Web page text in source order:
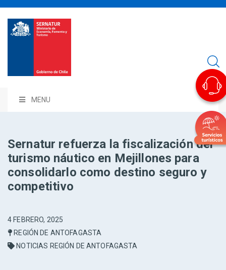
MENU
Sernatur refuerza la fiscalización del
turismo náutico en Mejillones para
consolidarlo como destino seguro y
competitivo
4 FEBRERO, 2025
REGIÓN DE ANTOFAGASTA
NOTICIAS REGIÓN DE ANTOFAGASTA